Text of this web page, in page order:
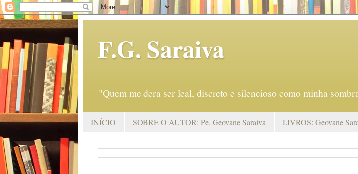
F.G. Saraiva
"Quem me dera ser leal, discreto e silencioso como minha
INÍCIO SOBRE O AUTOR: Pe. Geovane Saraiva LIVROS: Geovane